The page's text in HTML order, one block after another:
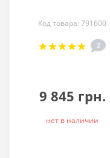
Код товара: 791600
2
9 845 грн.
нет в наличии